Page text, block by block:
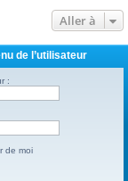
Aller à
de l’utilisateur
:
de moi